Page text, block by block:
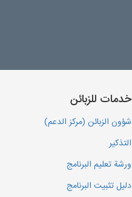
خدمات للزبائن
شؤون الزبائن (مركز الدعم)
التذكير
ورشة تعليم البرنامج
دليل تثبيت البرنامج